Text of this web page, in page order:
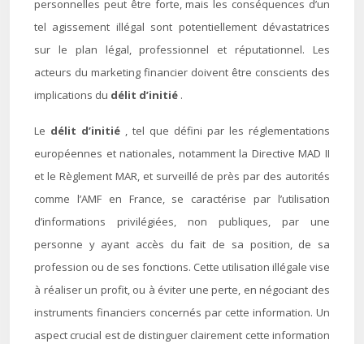
personnelles peut être forte, mais les conséquences d’un
tel agissement illégal sont potentiellement dévastatrices
sur le plan légal, professionnel et réputationnel. Les
acteurs du marketing financier doivent être conscients des
implications du délit d’initié .
Le délit d’initié , tel que défini par les réglementations
européennes et nationales, notamment la Directive MAD II
et le Règlement MAR, et surveillé de près par des autorités
comme l’AMF en France, se caractérise par l’utilisation
d’informations privilégiées, non publiques, par une
personne y ayant accès du fait de sa position, de sa
profession ou de ses fonctions. Cette utilisation illégale vise
à réaliser un profit, ou à éviter une perte, en négociant des
instruments financiers concernés par cette information. Un
aspect crucial est de distinguer clairement cette information